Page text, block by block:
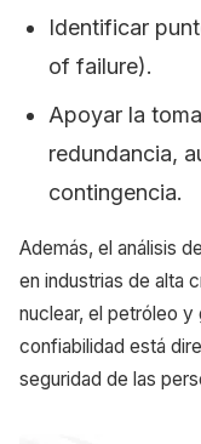
Identificar
of failure).
Apoyar la
redundancia,
contingencia.
Además, el análisis
en industrias de alta
nuclear, el petróleo y
confiabilidad está
seguridad de las